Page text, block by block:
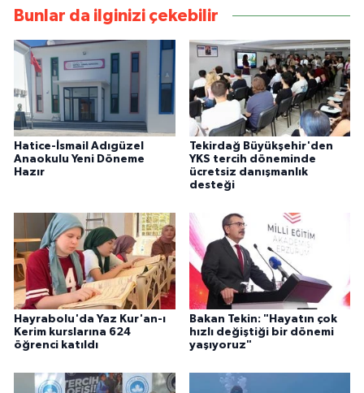
Bunlar da ilginizi çekebilir
Hatice-İsmail Adıgüzel
Anaokulu Yeni Döneme
Hazır
Tekirdağ Büyükşehir'den
YKS tercih döneminde
ücretsiz danışmanlık
desteği
Hayrabolu'da Yaz Kur'an-ı
Kerim kurslarına 624
öğrenci katıldı
Bakan Tekin: "Hayatın çok
hızlı değiştiği bir dönemi
yaşıyoruz"